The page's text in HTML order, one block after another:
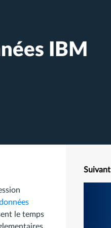
IBM
le temps
Suivant